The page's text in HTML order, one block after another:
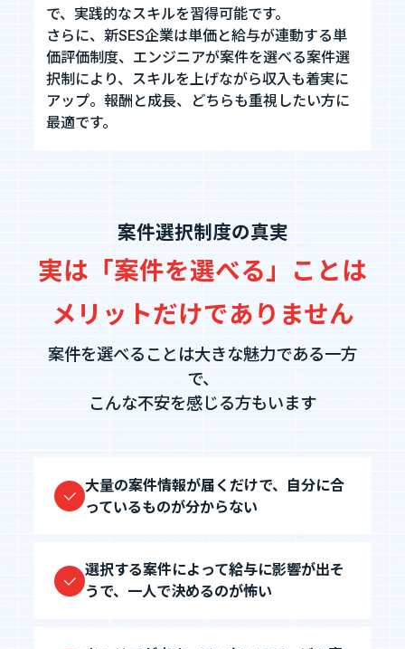
で、実践的なスキルを習得可能です。
さらに、新SES企業は単価と給与が連動する単
価評価制度、エンジニアが案件を選べる案件選
択制により、スキルを上げながら収入も着実に
アップ。報酬と成長、どちらも重視したい方に
最適です。
案件選択制度の真実
実は「案件を選べる」ことは
メリットだけでありません
案件を選べることは大きな魅力である一方
で、
こんな不安を感じる方もいます
大量の案件情報が届くだけで、自分に合
っているものが分からない
選択する案件によって給与に影響が出そ
うで、一人で決めるのが怖い